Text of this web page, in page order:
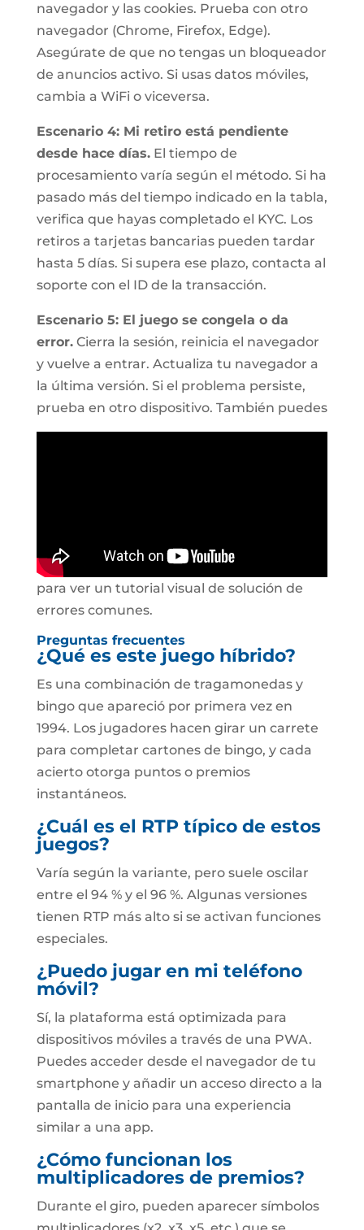
navegador y las cookies. Prueba con otro
navegador (Chrome, Firefox, Edge).
Asegúrate de que no tengas un bloqueador
de anuncios activo. Si usas datos móviles,
cambia a WiFi o viceversa.
Escenario 4: Mi retiro está pendiente
desde hace días.El tiempo de
procesamiento varía según el método. Si ha
pasado más del tiempo indicado en la tabla,
verifica que hayas completado el KYC. Los
retiros a tarjetas bancarias pueden tardar
hasta 5 días. Si supera ese plazo, contacta al
soporte con el ID de la transacción.
Escenario 5: El juego se congela o da
error.Cierra la sesión, reinicia el navegador
y vuelve a entrar. Actualiza tu navegador a
la última versión. Si el problema persiste,
prueba en otro dispositivo. También puedes
para ver un tutorial visual de solución de
errores comunes.
Preguntas frecuentes
¿Qué es este juego híbrido?
Es una combinación de tragamonedas y
bingo que apareció por primera vez en
1994. Los jugadores hacen girar un carrete
para completar cartones de bingo, y cada
acierto otorga puntos o premios
instantáneos.
¿Cuál es el RTP típico de estos
juegos?
Varía según la variante, pero suele oscilar
entre el 94 % y el 96 %. Algunas versiones
tienen RTP más alto si se activan funciones
especiales.
¿Puedo jugar en mi teléfono
móvil?
Sí, la plataforma está optimizada para
dispositivos móviles a través de una PWA.
Puedes acceder desde el navegador de tu
smartphone y añadir un acceso directo a la
pantalla de inicio para una experiencia
similar a una app.
¿Cómo funcionan los
multiplicadores de premios?
Durante el giro, pueden aparecer símbolos